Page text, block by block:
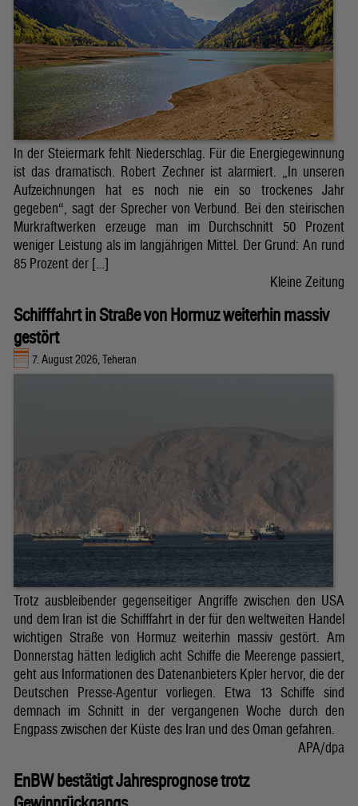
In der Steiermark fehlt Niederschlag. Für die Energiegewinnung
ist das dramatisch. Robert Zechner ist alarmiert. „In unseren
Aufzeichnungen hat es noch nie ein so trockenes Jahr
gegeben“, sagt der Sprecher von Verbund. Bei den steirischen
Murkraftwerken erzeuge man im Durchschnitt 50 Prozent
weniger Leistung als im langjährigen Mittel. Der Grund: An rund
85 Prozent der […]
Kleine Zeitung
Schifffahrt in Straße von Hormuz weiterhin massiv
gestört
7. August 2026, Teheran
Trotz ausbleibender gegenseitiger Angriffe zwischen den USA
und dem Iran ist die Schifffahrt in der für den weltweiten Handel
wichtigen Straße von Hormuz weiterhin massiv gestört. Am
Donnerstag hätten lediglich acht Schiffe die Meerenge passiert,
geht aus Informationen des Datenanbieters Kpler hervor, die der
Deutschen Presse-Agentur vorliegen. Etwa 13 Schiffe sind
demnach im Schnitt in der vergangenen Woche durch den
Engpass zwischen der Küste des Iran und des Oman gefahren.
APA/dpa
EnBW bestätigt Jahresprognose trotz